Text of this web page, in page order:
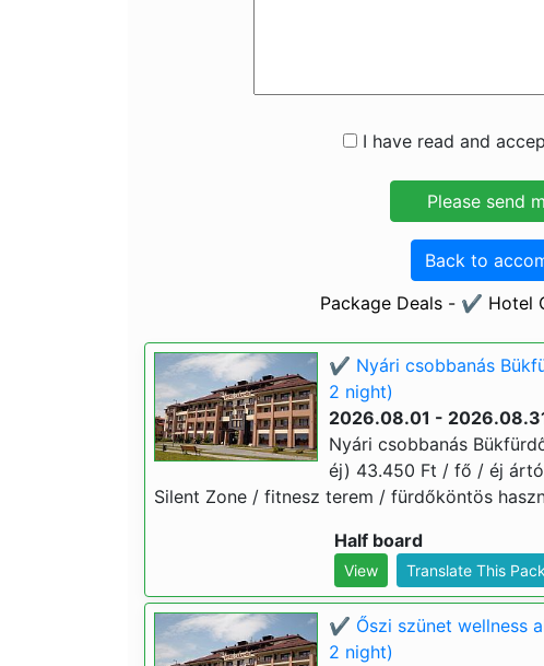
I have read and
Back to
Package Deals - ✔️ Hotel
✔️ Nyári csobbanás
2 night)
2026.08.01 -
Nyári csobbanás
éj) 43.450 Ft / fő / éj
Silent Zone / fitnesz terem / fürdőköntös
Half board
View Translate This
✔️ Őszi szünet wellness
2 night)